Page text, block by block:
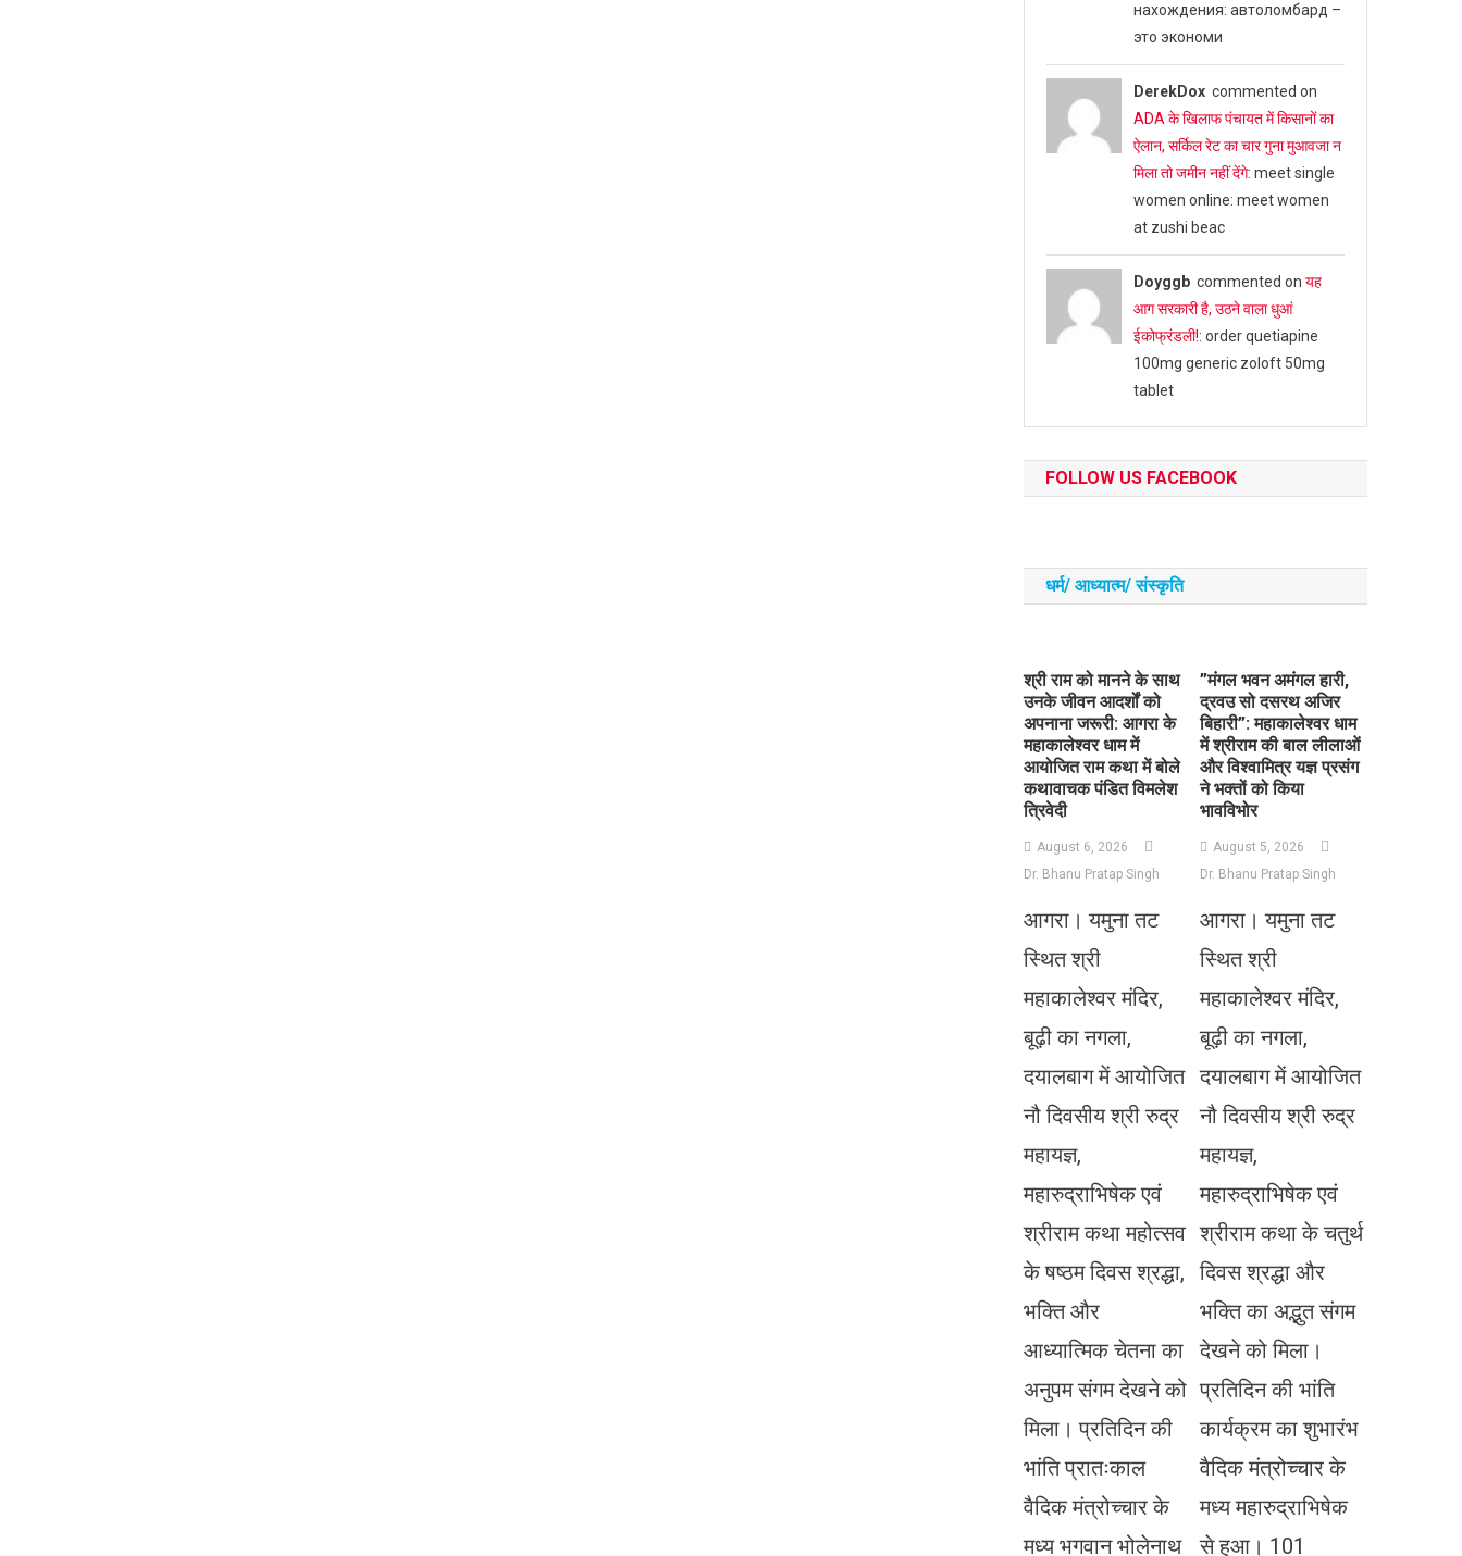
нахождения: автоломбард –
это экономи
DerekDoxcommented on
ADA के खिलाफ पंचायत में किसानों का
ऐलान, सर्किल रेट का चार गुना मुआवजा न
मिला तो जमीन नहीं देंगे: meet single
women online: meet women
at zushi beac
Doyggbcommented on यह
आग सरकारी है, उठने वाला धुआं
ईकोफ्रंडली!: order quetiapine
100mg generic zoloft 50mg
tablet
FOLLOW US FACEBOOK
धर्म/ आध्‍यात्‍म/ संस्‍कृति
​श्री राम को मानने के साथ
उनके जीवन आदर्शों को
अपनाना जरूरी: आगरा के
महाकालेश्वर धाम में
आयोजित राम कथा में बोले
कथावाचक पंडित विमलेश
त्रिवेदी
August 6, 2026
Dr. Bhanu Pratap Singh
आगरा। यमुना तट
स्थित श्री
महाकालेश्वर मंदिर,
बूढ़ी का नगला,
दयालबाग में आयोजित
नौ दिवसीय श्री रुद्र
महायज्ञ,
महारुद्राभिषेक एवं
श्रीराम कथा महोत्सव
के षष्ठम दिवस श्रद्धा,
भक्ति और
आध्यात्मिक चेतना का
अनुपम संगम देखने को
मिला। प्रतिदिन की
भांति प्रातःकाल
वैदिक मंत्रोच्चार के
मध्य भगवान भोलेनाथ
​”मंगल भवन अमंगल हारी,
द्रवउ सो दसरथ अजिर
बिहारी”: महाकालेश्वर धाम
में श्रीराम की बाल लीलाओं
और विश्वामित्र यज्ञ प्रसंग
ने भक्तों को किया
भावविभोर
August 5, 2026
Dr. Bhanu Pratap Singh
आगरा। यमुना तट
स्थित श्री
महाकालेश्वर मंदिर,
बूढ़ी का नगला,
दयालबाग में आयोजित
नौ दिवसीय श्री रुद्र
महायज्ञ,
महारुद्राभिषेक एवं
श्रीराम कथा के चतुर्थ
दिवस श्रद्धा और
भक्ति का अद्भुत संगम
देखने को मिला।
प्रतिदिन की भांति
कार्यक्रम का शुभारंभ
वैदिक मंत्रोच्चार के
मध्य महारुद्राभिषेक
से हुआ। 101